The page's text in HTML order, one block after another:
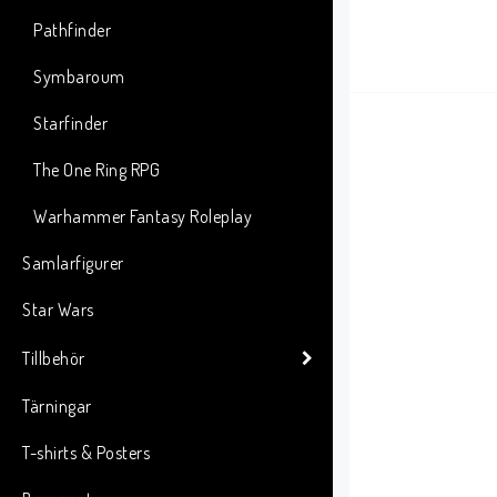
Pathfinder
Symbaroum
Starfinder
The One Ring RPG
Warhammer Fantasy Roleplay
Samlarfigurer
Star Wars
Tillbehör
Tärningar
T-shirts & Posters